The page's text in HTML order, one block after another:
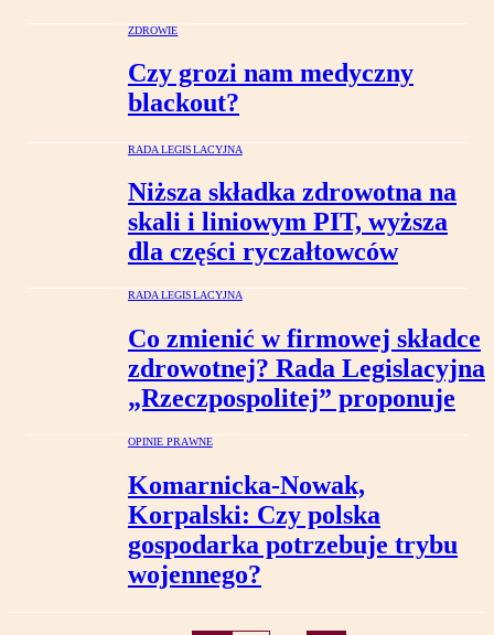
ZDROWIE
Czy grozi nam medyczny
blackout?
RADA LEGISLACYJNA
Niższa składka zdrowotna na
skali i liniowym PIT, wyższa
dla części ryczałtowców
RADA LEGISLACYJNA
Co zmienić w firmowej składce
zdrowotnej? Rada Legislacyjna
„Rzeczpospolitej” proponuje
OPINIE PRAWNE
Komarnicka-Nowak,
Korpalski: Czy polska
gospodarka potrzebuje trybu
wojennego?